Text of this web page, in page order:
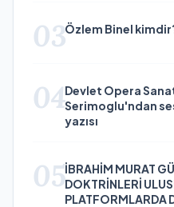
03Özlem Binel
04Devlet Opera
Serimoglu'ndan
yazısı
05İBRAHİM MURAT
DOKTRİNLERİ
PLATFORMLARDA